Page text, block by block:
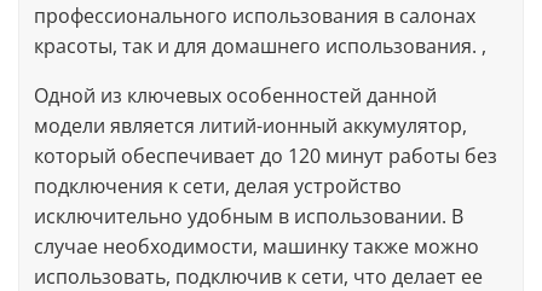
профессионального использования в салонах
красоты, так и для домашнего использования. ,
Одной из ключевых особенностей данной
модели является литий-ионный аккумулятор,
который обеспечивает до 120 минут работы без
подключения к сети, делая устройство
исключительно удобным в использовании. В
случае необходимости, машинку также можно
использовать, подключив к сети, что делает ее